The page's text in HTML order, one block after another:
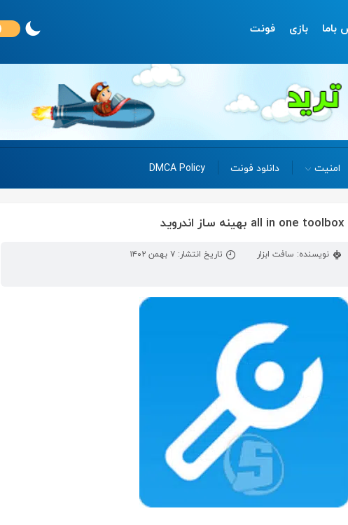
باما بازی فونت
امنیت دانلود فونت DMCA Policy
نویسنده: سافت ابزار
تاریخ انتشار: ۷ بهمن ۱۴۰۲